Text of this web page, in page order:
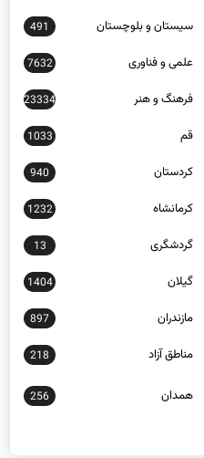
سمنان 1185
سیستان و بلوچستان 491
علمی و فناوری 7632
فرهنگ و هنر 23334
قم 1033
کردستان 940
کرمانشاه 1232
گردشگری 13
گیلان 1404
مازندران 897
218